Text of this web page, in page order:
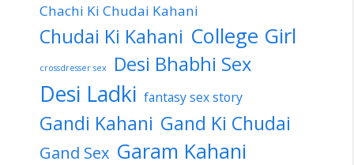
Chachi Ki Chudai Kahani
Chudai Ki Kahani College Girl
crossdresser sex Desi Bhabhi Sex
Desi Ladki fantasy sex story
Gandi Kahani Gand Ki Chudai
Gand Sex Garam Kahani